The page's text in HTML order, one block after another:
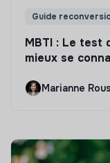
Guide
MBTI : Le test
mieux se
Marianne